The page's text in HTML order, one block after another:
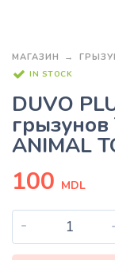
МАГАЗИН
IN STOCK
DUVO
грызунов
ANIMAL
100 MDL
-